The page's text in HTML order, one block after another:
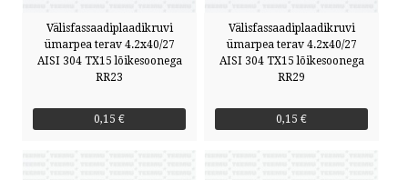
Välisfassaadiplaadikruvi
ümarpea terav 4.2x40/27
AISI 304 TX15 lõikesoonega
RR23
0,15 €
Välisfassaadiplaadikruvi
ümarpea terav 4.2x40/27
AISI 304 TX15 lõikesoonega
RR29
0,15 €